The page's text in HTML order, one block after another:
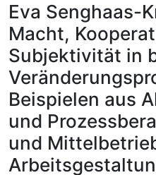
FAQ
Leitlinien
Zurück zur Startseite
Eva Senghaas-
Macht,
Subjektivität in
Beispielen aus
und
und